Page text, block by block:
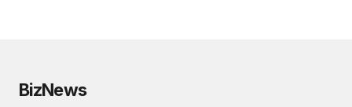
BizNews